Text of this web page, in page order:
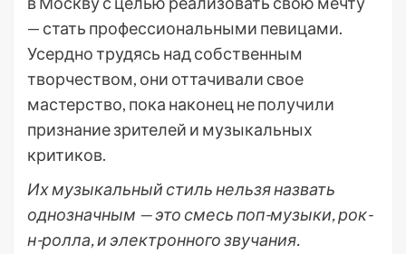
— стать профессиональными певицами.
Усердно трудясь над собственным
творчеством, они оттачивали свое
мастерство, пока наконец не получили
признание зрителей и музыкальных
критиков.
Их музыкальный стиль нельзя назвать
однозначным — это смесь поп-музыки, рок-
н-ролла, и электронного звучания.